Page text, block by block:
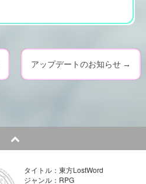
アップデートのお知らせ →
タイトル：東方LostWord
ジャンル：RPG